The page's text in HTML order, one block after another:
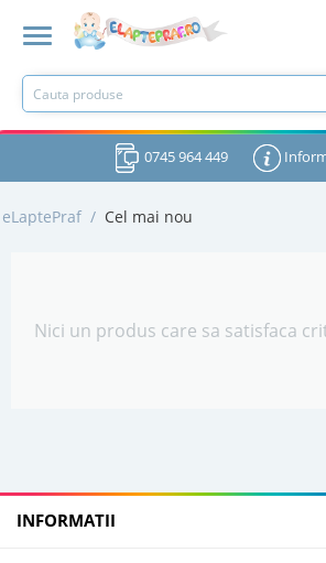
0745 964 449
eLaptePraf / Cel mai nou
Nici un produs care sa satisfaca
INFORMATII